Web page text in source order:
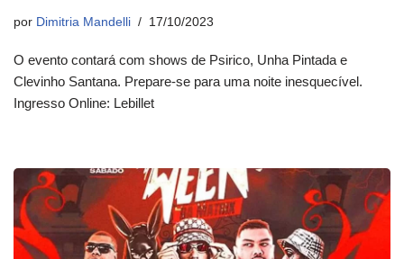
por Dimitria Mandelli 17/10/2023
O evento contará com shows de Psirico, Unha Pintada e
Clevinho Santana. Prepare-se para uma noite inesquecível.
Ingresso Online: Lebillet